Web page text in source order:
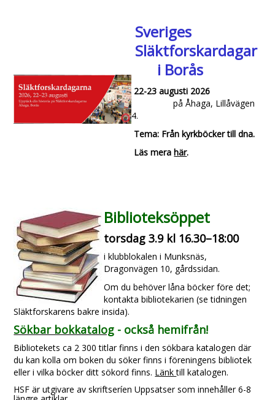
Sveriges
Släktforskardagar
i Borås
22-23 augusti 2026
på Åhaga, Lillåvägen
4.
Tema: Från kyrkböcker till dna.
Läs merahär.
Biblioteksöppet
torsdag 3.9 kl 16.30–18:00
i klubblokalen i Munksnäs,
Dragonvägen 10, gårdssidan.
Om du behöver låna böcker före det;
kontakta bibliotekarien (se tidningen
Släktforskarens bakre insida).
Sökbar bokkatalog - också hemifrån!
Bibliotekets ca 2 300 titlar finns i den sökbara katalogen där
du kan kolla om boken du söker finns i föreningens bibliotek
eller i vilka böcker ditt sökord finns. Länktill katalogen.
HSF är utgivare av skriftseríen Uppsatser som innehåller 6-8